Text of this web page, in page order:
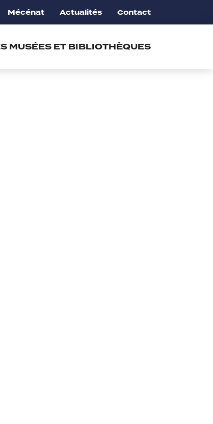
Mécénat Actualités Contact
MUSÉES ET BIBLIOTHÈQUES